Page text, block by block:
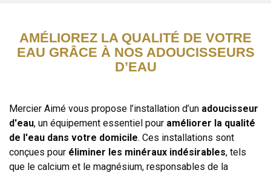
AMÉLIOREZ LA QUALITÉ DE VOTRE
EAU GRÂCE À NOS ADOUCISSEURS
D’EAU
Mercier Aimé vous propose l’installation d’un adoucisseur
d'eau, un équipement essentiel pour améliorer la qualité
de l'eau dans votre domicile. Ces installations sont
conçues pour éliminer les minéraux indésirables, tels
que le calcium et le magnésium, responsables de la